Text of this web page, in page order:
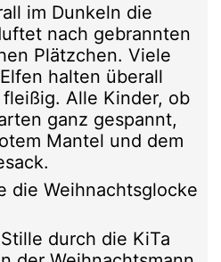
im Dunkeln die
nach gebrannten
Plätzchen. Viele
halten überall
Alle Kinder, ob
ganz gespannt,
Mantel und dem
die Weihnachtsglocke
durch die KiTa